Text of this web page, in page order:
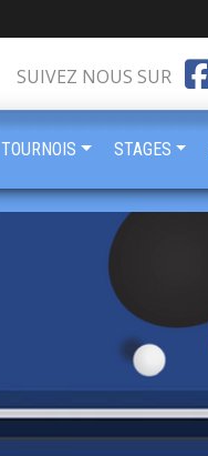
SUIVEZ NOUS SUR
TOURNOIS STAGES